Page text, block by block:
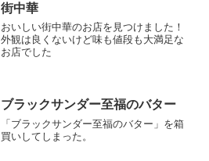
街中華
おいしい街中華のお店を見つけました！
外観は良くないけど味も値段も大満足な
お店でした
ブラックサンダー至福のバター
「ブラックサンダー至福のバター」を箱
買いしてしまった。